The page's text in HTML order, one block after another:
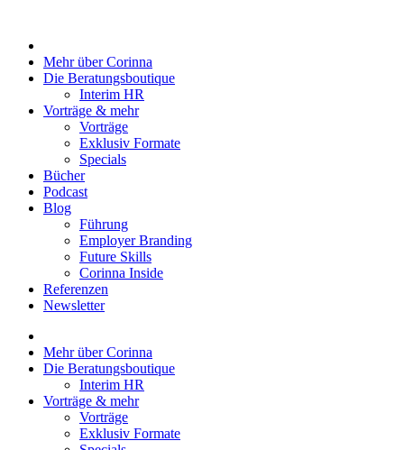
springen
Mehr über Corinna
Die Beratungsboutique
Interim HR
Vorträge & mehr
Vorträge
Exklusiv Formate
Specials
Bücher
Podcast
Blog
Führung
Employer Branding
Future Skills
Corinna Inside
Referenzen
Newsletter
Mehr über Corinna
Die Beratungsboutique
Interim HR
Vorträge & mehr
Vorträge
Exklusiv Formate